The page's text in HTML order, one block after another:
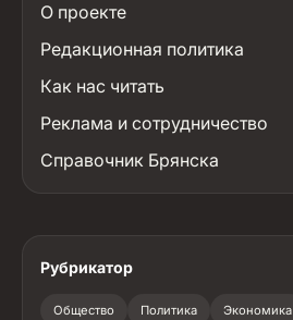
О проекте
Редакционная политика
Как нас читать
Реклама и сотрудничество
Справочник Брянска
Рубрикатор
Общество Политика Экономика